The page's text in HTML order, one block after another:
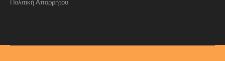
Πολιτική Απορρήτου